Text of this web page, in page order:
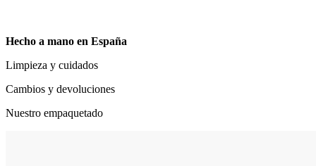
Hecho a mano en España
Limpieza y cuidados
Cambios y devoluciones
Nuestro empaquetado